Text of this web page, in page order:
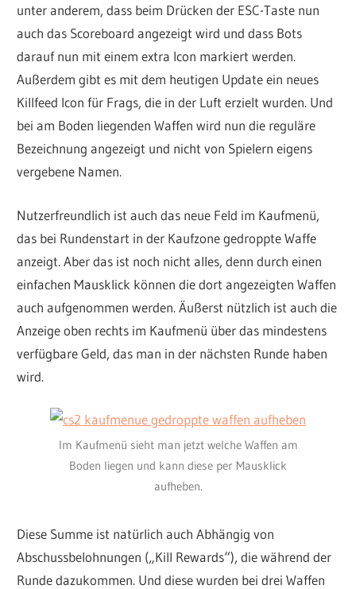
unter anderem, dass beim Drücken der ESC-Taste nun
auch das Scoreboard angezeigt wird und dass Bots
darauf nun mit einem extra Icon markiert werden.
Außerdem gibt es mit dem heutigen Update ein neues
Killfeed Icon für Frags, die in der Luft erzielt wurden. Und
bei am Boden liegenden Waffen wird nun die reguläre
Bezeichnung angezeigt und nicht von Spielern eigens
vergebene Namen.
Nutzerfreundlich ist auch das neue Feld im Kaufmenü,
das bei Rundenstart in der Kaufzone gedroppte Waffe
anzeigt. Aber das ist noch nicht alles, denn durch einen
einfachen Mausklick können die dort angezeigten Waffen
auch aufgenommen werden. Äußerst nützlich ist auch die
Anzeige oben rechts im Kaufmenü über das mindestens
verfügbare Geld, das man in der nächsten Runde haben
wird.
Im Kaufmenü sieht man jetzt welche Waffen am
Boden liegen und kann diese per Mausklick
aufheben.
Diese Summe ist natürlich auch Abhängig von
Abschussbelohnungen („Kill Rewards“), die während der
Runde dazukommen. Und diese wurden bei drei Waffen